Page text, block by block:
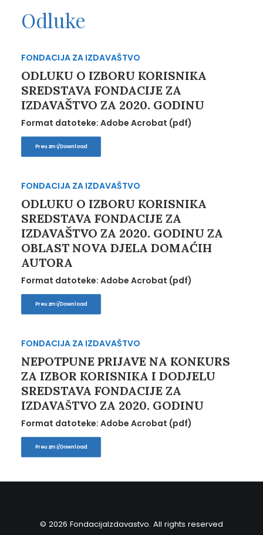
Odluke
FONDACIJA ZA IZDAVAŠTVO
ODLUKU O IZBORU KORISNIKA
SREDSTAVA FONDACIJE ZA
IZDAVAŠTVO ZA 2020. GODINU
Format datoteke: Adobe Acrobat (pdf)
Preuzmi/Download
FONDACIJA ZA IZDAVAŠTVO
ODLUKU O IZBORU KORISNIKA
SREDSTAVA FONDACIJE ZA
IZDAVAŠTVO ZA 2020. GODINU ZA
OBLAST NOVA DJELA DOMAĆIH
AUTORA
Format datoteke: Adobe Acrobat (pdf)
Preuzmi/Download
FONDACIJA ZA IZDAVAŠTVO
NEPOTPUNE PRIJAVE NA KONKURS
ZA IZBOR KORISNIKA I DODJELU
SREDSTAVA FONDACIJE ZA
IZDAVAŠTVO ZA 2020. GODINU
Format datoteke: Adobe Acrobat (pdf)
Preuzmi/Download
© 2026 FondacijaIzdavastvo. All rights reserved